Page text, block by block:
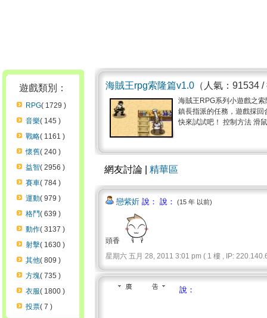
遊戲類別：
RPG( 1729 )
音樂( 145 )
戰略( 1161 )
懷舊( 240 )
益智( 2956 )
賽車( 784 )
運動( 979 )
格鬥( 639 )
動作( 3137 )
射擊( 1630 )
其他( 809 )
方塊( 735 )
衣服( 1800 )
投票( 7 )
海賊王rpg索隆篇v1.0 （人氣：91534
海賊王RPG系列小遊戲之
鎮長指派的任務，遊戲採
快來試試吧！ 控制方法 滑
網友討論 | 精華區
戀紫妡 說： 說： (15 年 以前)
頭香
星期六 五月 28, 2011 3:01 pm ( 1 樓 , IP:
說：